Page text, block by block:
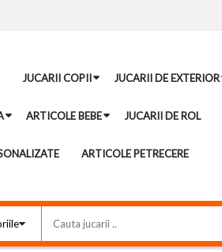
JUCARII COPII JUCARII DE EXTERIOR
ARTICOLE BEBE JUCARII DE ROL
ARTICOLE PETRECERE